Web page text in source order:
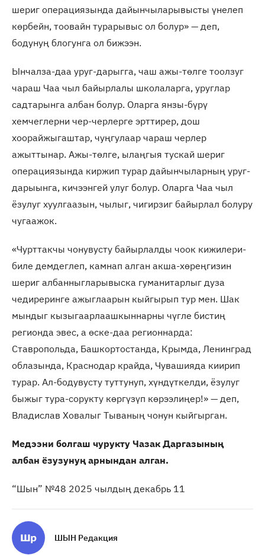
шериг операциязында дайынчыларывысты үнелеп
көрбейн, тоовайн турарывыс ол болур» — деп,
бодунуң блогунга ол бижээн.
Ынчалза-даа уруг-дарыгга, чаш ажы-төлге тоолзуг
чараш Чаа чыл байырлалы школаларга, уруглар
садтарынга албан болур. Оларга янзы-бүрү
хемчеглерни чер-черлерге эрттирер, дош
хоорайжыгаштар, чуңгулаар чараш черлер
ажыттынар. Ажы-төлге, ылаңгыя тускай шериг
операциязында киржип турар дайынчыларның уруг-
дарыынга, кичээнгей улуг болур. Оларга Чаа чыл
ёзулуг хуулгаазын, чылыг, чигирзиг байырлал болуру
чугаажок.
«Чурттакчы чонувусту байырлалды чоок кижилери-
биле демдеглеп, камнап алган акша-хөреңгизин
шериг албанныгларывыска гуманитарлыг дуза
чедиреринге ажыглаарын кыйгырып тур мен. Шак
мындыг кызыгаарлаашкыннарны чүгле бистиң
регионда эвес, а өске-даа регионнарда:
Ставропольда, Башкортостанда, Крымда, Ленинград
облазында, Краснодар крайда, Чувашияда киирип
турар. Ал-бодувусту туттунуп, хүндүткелди, ёзулуг
быжыг тура-сорукту көргүзүп көрээлиңер!» — деп,
Владислав Ховалыг Тываның чонун кыйгырган.
Медээни болгаш чурукту Чазак Даргазының
албан ёзузунуң арнындан алган.
“Шын” №48 2025 чылдың декабрь 11
ШЫН Редакция